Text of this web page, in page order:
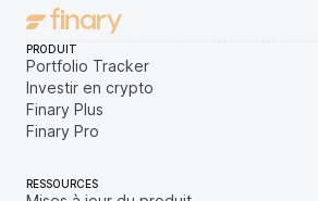
PRODUIT
Portfolio Tracker
Investir en crypto
Finary Plus
Finary Pro
RESSOURCES